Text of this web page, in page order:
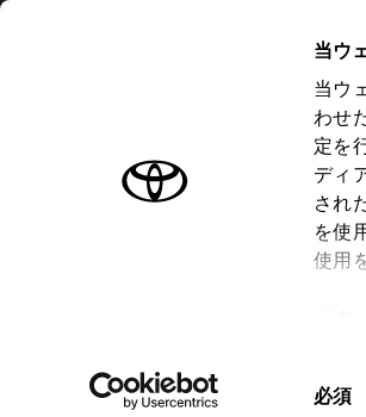
当ウ
当ウ
わせ
定を
ディ
され
を使
使用
て」
同
必須
オーナーサポート
トヨタ認定中古車
トヨタ認定中